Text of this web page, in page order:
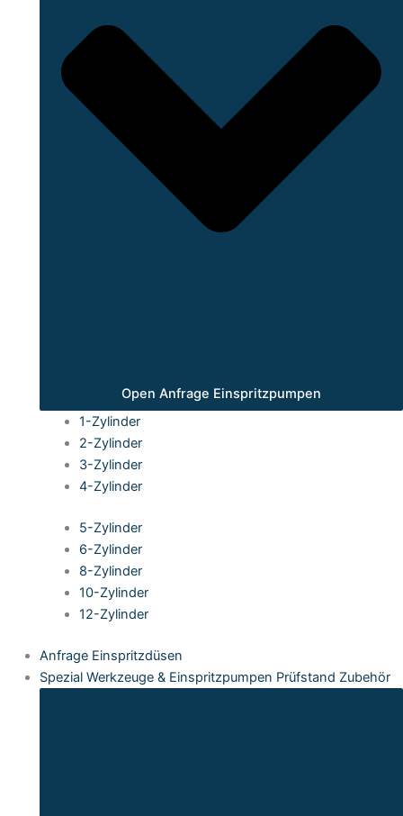
Open Anfrage Einspritzpumpen
1-Zylinder
2-Zylinder
3-Zylinder
4-Zylinder
5-Zylinder
6-Zylinder
8-Zylinder
10-Zylinder
12-Zylinder
Anfrage Einspritzdüsen
Spezial Werkzeuge & Einspritzpumpen Prüfstand Zubehör